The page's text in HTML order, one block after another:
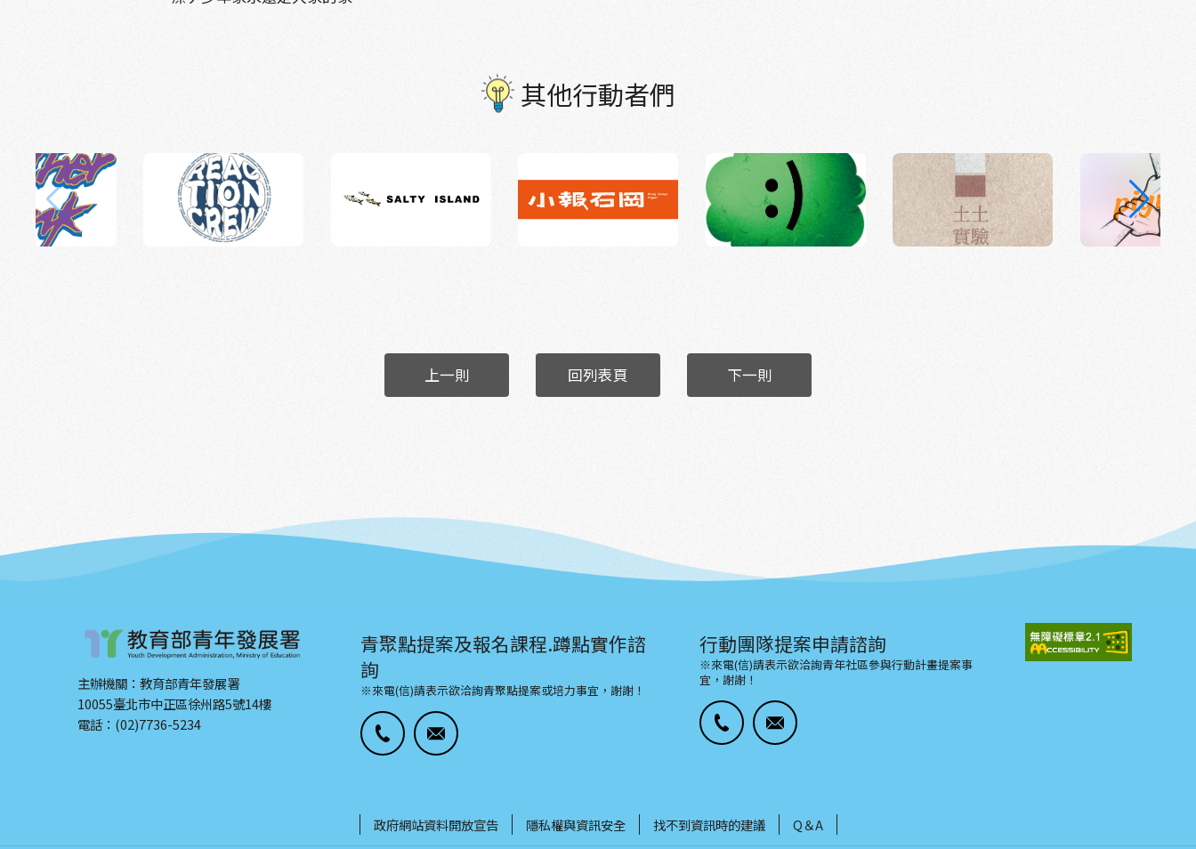
其他行動者們
上一則 回列表頁 下一則
主辦機關：教育部青年發展署
10055臺北市中正區徐州路5號14樓
電話：(02)7736-5234
青聚點提案及報名課程.蹲點實作諮
詢
※來電(信)請表示欲洽詢青聚點提案或培力事宜，謝謝！
行動團隊提案申請諮詢
※來電(信)請表示欲洽詢青年社區參與行動計畫提案事
宜，謝謝！
政府網站資料開放宣告 隱私權與資訊安全 找不到資訊時的建議 Q＆A